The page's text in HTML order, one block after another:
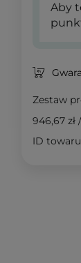
Aby
Zestaw
946,67 zł /
ID